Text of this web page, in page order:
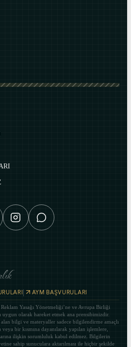
| AYM BAŞVURULARI
Yasağı Yönetmeliği’ne ve Avrupa Birliği
uygun olarak hareket etmek ana prensibimizdir.
bilgi ve materyaller sadece bilgilendirme amaçlı
bir kısmına dayanılarak yapılan işlemlere,
ilişkin sorumluluk kabul edilmez. Bilgilerin
sahip sunuculara aktarılması ile hiçbir şekilde